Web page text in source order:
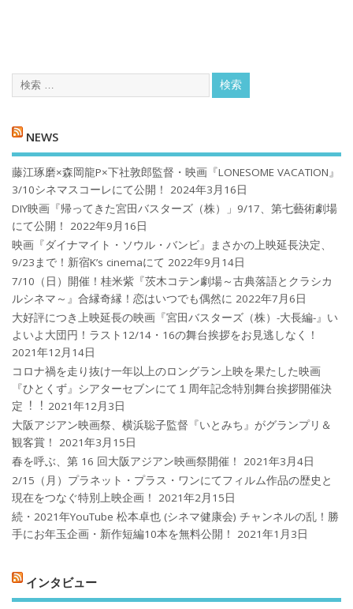
NEWS
藤江琢磨×森岡龍P×下社敦郎監督・映画『LONESOME VACATION』
3/10シネマスコーレにて公開！
2024年3月16日
DIY映画『帰ってきた宮田バスターズ（株）」9/17、第七藝術劇場
にて公開！
2022年9月16日
映画『ダイナマイト・ソウル・バンビ』まさかの上映延長決定、
9/23まで！新宿K’s cinemaにて 2022年9月14日
7/10（日）開催！桂米紫『茨木コテン劇場～古典落語とクラシカ
ルシネマ～』合縁奇縁！恋はいつでも偶然に 2022年7月6日
大好評につき上映延長の映画『宮田バスターズ（株）-大長編-』い
よいよ大団円！ラスト12/14・16の舞台挨拶をお見逃しなく！
2021年12月14日
コロナ禍を⾛り抜け⼀年以上のロングラン上映を果たした映画
『ひとくず』シアターセブンにて１周年記念特別舞台挨拶開催決
定︕︕ 2021年12月3日
大阪アジアン映画祭、横浜聡子監督『いとみち』がグランプリ＆
観客賞！
2021年3月15日
春を呼ぶ、第 16 回大阪アジアン映画祭開催！
2021年3月4日
2/15（月）プラネット・プラス・ワンにてフィルム作品の歴史と
現在をつなぐ特別上映企画！
2021年2月15日
続・2021年YouTube 松本卓也 (シネマ健康会) チャンネルの乱！勝
手にお年玉企画・新作短編10本を無料公開！
2021年1月3日
インタビュー